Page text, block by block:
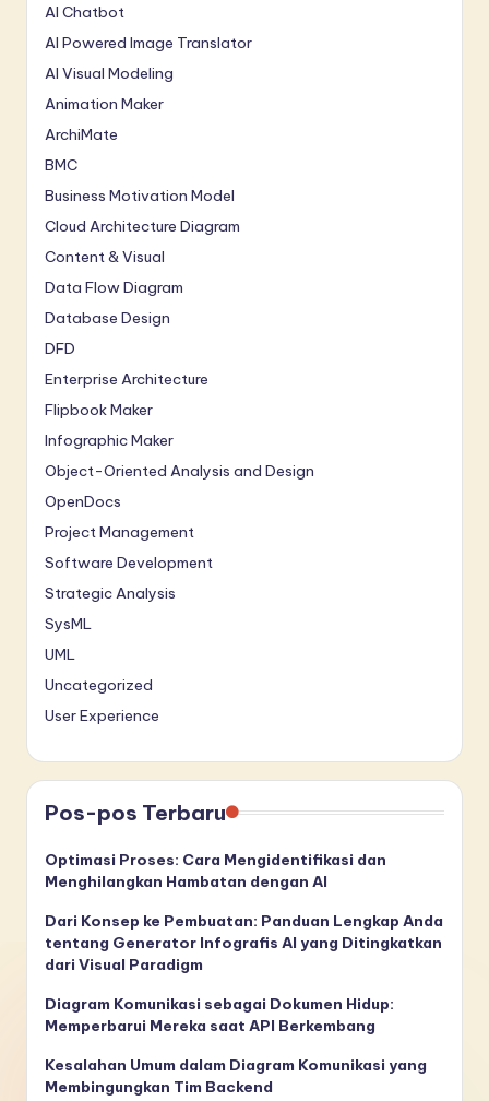
AI Chatbot
AI Powered Image Translator
AI Visual Modeling
Animation Maker
ArchiMate
BMC
Business Motivation Model
Cloud Architecture Diagram
Content & Visual
Data Flow Diagram
Database Design
DFD
Enterprise Architecture
Flipbook Maker
Infographic Maker
Object-Oriented Analysis and Design
OpenDocs
Project Management
Software Development
Strategic Analysis
SysML
UML
Uncategorized
User Experience
Pos-pos Terbaru
Optimasi Proses: Cara Mengidentifikasi dan
Menghilangkan Hambatan dengan AI
Dari Konsep ke Pembuatan: Panduan Lengkap Anda
tentang Generator Infografis AI yang Ditingkatkan
dari Visual Paradigm
Diagram Komunikasi sebagai Dokumen Hidup:
Memperbarui Mereka saat API Berkembang
Kesalahan Umum dalam Diagram Komunikasi yang
Membingungkan Tim Backend